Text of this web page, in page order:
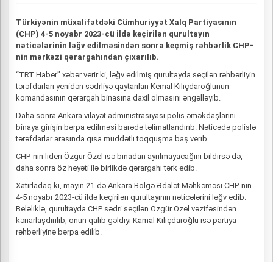
Türkiyənin müxalifətdəki Cümhuriyyət Xalq Partiyasının
(CHP) 4-5 noyabr 2023-cü ildə keçirilən qurultayın
nəticələrinin ləğv edilməsindən sonra keçmiş rəhbərlik CHP-
nin mərkəzi qərargahından çıxarılıb.
“TRT Haber” xəbər verir ki, ləğv edilmiş qurultayda seçilən rəhbərliyin
tərəfdarları yenidən sədrliyə qaytarılan Kemal Kılıçdaroğlunun
komandasının qərargah binasına daxil olmasını əngəlləyib.
Daha sonra Ankara vilayət administrasiyası polis əməkdaşlarını
binaya girişin bərpa edilməsi barədə təlimatlandırıb. Nəticədə polislə
tərəfdarlar arasında qısa müddətli toqquşma baş verib.
CHP-nin lideri Özgür Özel isə binadan ayrılmayacağını bildirsə də,
daha sonra öz heyəti ilə birlikdə qərargahı tərk edib.
Xatırladaq ki, mayın 21-də Ankara Bölgə Ədalət Məhkəməsi CHP-nin
4-5 noyabr 2023-cü ildə keçirilən qurultayının nəticələrini ləğv edib.
Beləliklə, qurultayda CHP sədri seçilən Özgür Özel vəzifəsindən
kənarlaşdırılıb, onun qalib gəldiyi Kamal Kılıçdaroğlu isə partiya
rəhbərliyinə bərpa edilib.